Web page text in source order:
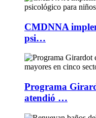
CMDNNA
psi…
Programa
atendió …